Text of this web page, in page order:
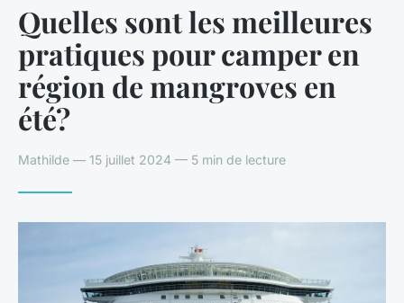
Quelles sont les meilleures
pratiques pour camper en
région de mangroves en
été?
Mathilde — 15 juillet 2024 — 5 min de lecture